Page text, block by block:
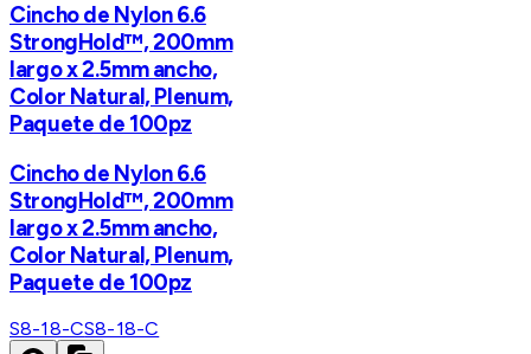
Cincho de Nylon 6.6
StrongHold™, 200mm
largo x 2.5mm ancho,
Color Natural, Plenum,
Paquete de 100pz
Cincho de Nylon 6.6
StrongHold™, 200mm
largo x 2.5mm ancho,
Color Natural, Plenum,
Paquete de 100pz
S8-18-CS8-18-C